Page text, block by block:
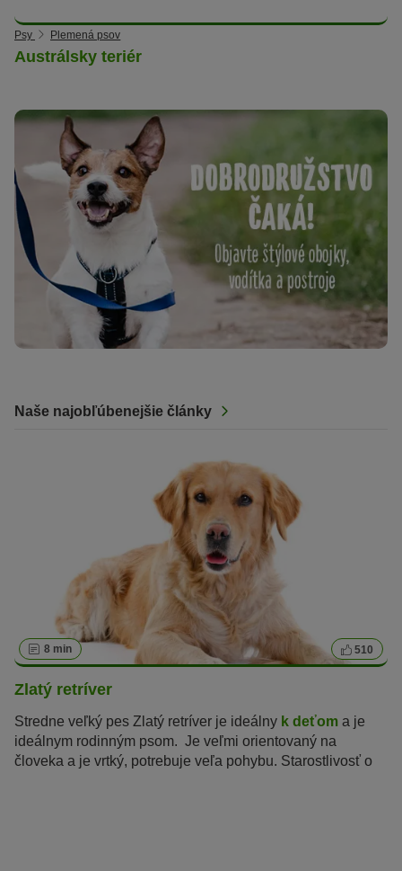
Psy Plemená psov
Austrálsky teriér
Naše najobľúbenejšie články
8 min 510
Zlatý retríver
Stredne veľký pes Zlatý retríver je ideálny k deťom a je
ideálnym rodinným psom. Je veľmi orientovaný na
človeka a je vrtký, potrebuje veľa pohybu. Starostlivosť o